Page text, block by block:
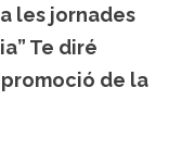
les jornades
Te diré
de la